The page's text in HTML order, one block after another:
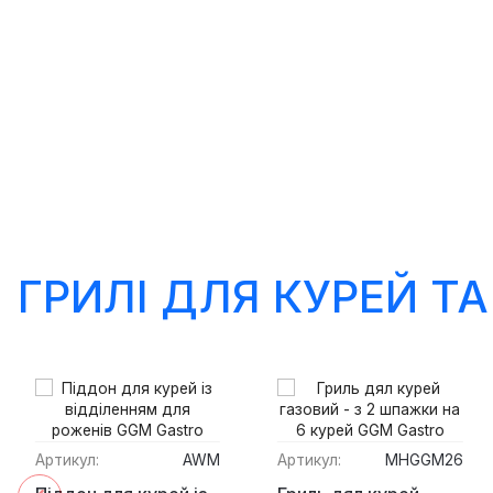
ГРИЛІ ДЛЯ КУРЕЙ
Артикул: AWM Артикул: MHGGM26